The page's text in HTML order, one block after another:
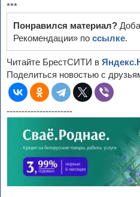
***
Понравился материал?
Рекомендации» по ссылке.
Читайте БрестСИТИ в
Поделиться новостью с
----------------------